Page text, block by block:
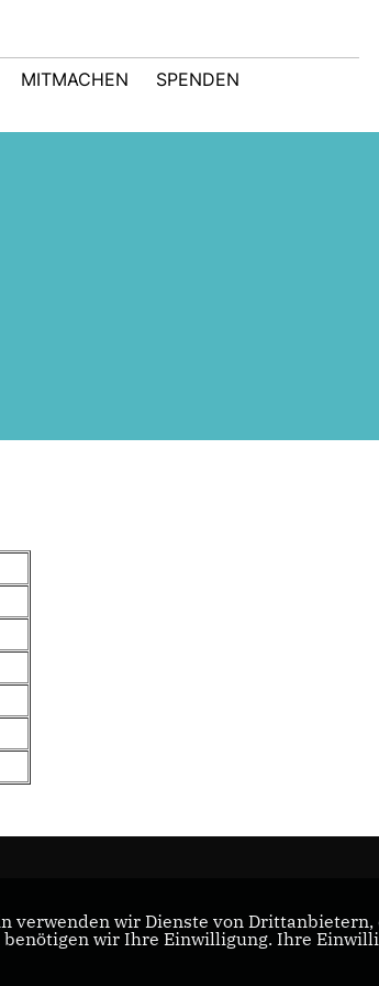
MITMACHEN SPENDEN
verwenden wir Dienste von
wir Ihre Einwilligung. Ihre